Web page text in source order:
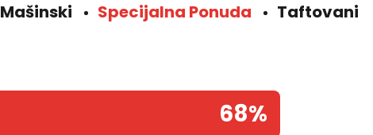
Mašinski Specijalna Ponuda Taftovani
68%